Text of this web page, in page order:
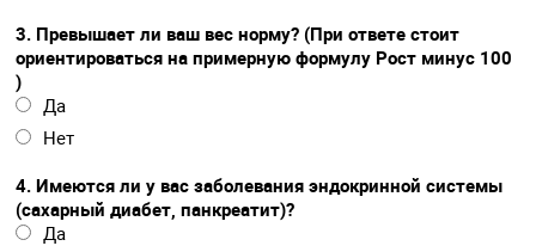
3. Превышает ли ваш вес норму? (При ответе стоит
ориентироваться на примерную формулу Рост минус 100
)
Да
Нет
4. Имеются ли у вас заболевания эндокринной системы
(сахарный диабет, панкреатит)?
Да